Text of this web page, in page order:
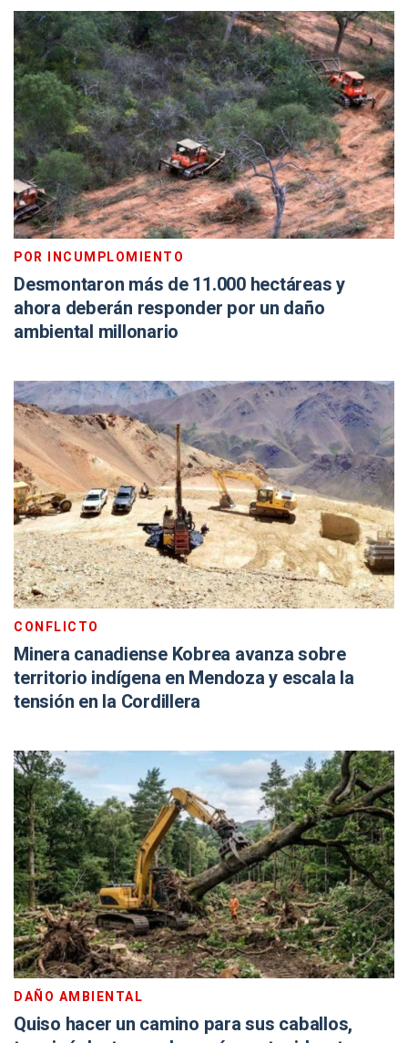
POR INCUMPLOMIENTO
Desmontaron más de 11.000 hectáreas y
ahora deberán responder por un daño
ambiental millonario
CONFLICTO
Minera canadiense Kobrea avanza sobre
territorio indígena en Mendoza y escala la
tensión en la Cordillera
DAÑO AMBIENTAL
Quiso hacer un camino para sus caballos,